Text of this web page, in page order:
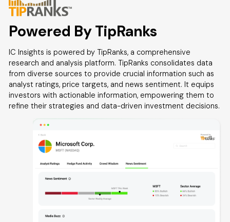
Powered By TipRanks
IC Insights is powered by TipRanks, a comprehensive
research and analysis platform. TipRanks consolidates data
from diverse sources to provide crucial information such as
analyst ratings, price targets, and news sentiment. It equips
investors with actionable information, empowering them to
refine their strategies and data-driven investment decisions.